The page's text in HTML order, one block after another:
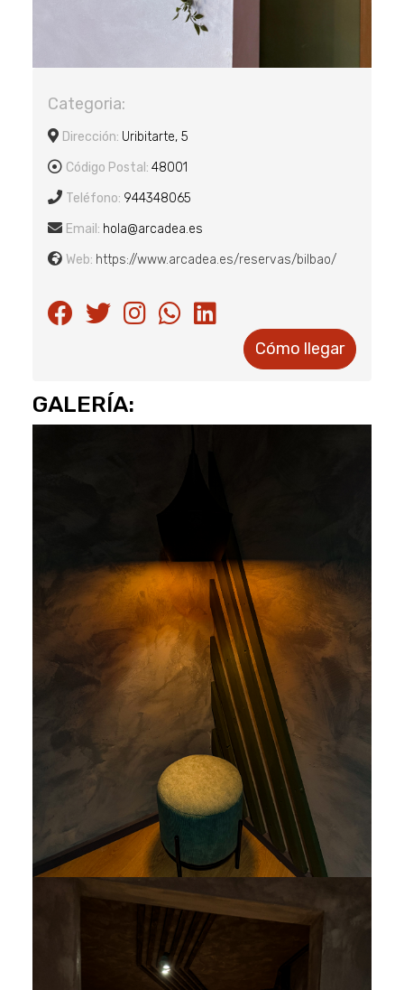
Categoria:
Dirección: Uribitarte, 5
Código Postal: 48001
Teléfono: 944348065
Email: hola@arcadea.es
Web: https://www.arcadea.es/reservas/bilbao/
Cómo llegar
GALERÍA: